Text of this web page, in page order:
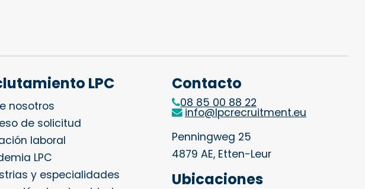
LPC
nosotros
de solicitud
laboral
LPC
y especialidades
Contacto
08 85 00 88 22
info@lpcrecruitment.eu
Penningweg 25
4879 AE, Etten-Leur
Ubicaciones